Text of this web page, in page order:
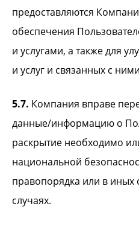
предоставляются
обеспечения
и услугами, а также для
и услуг и связанных с
5.7. Компания вправе
данные/информацию о
раскрытие необходимо
национальной
правопорядка или в
случаях.